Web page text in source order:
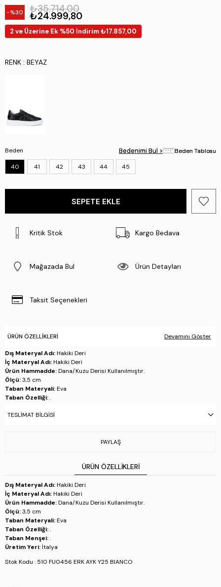
30 ₺35.714,00
₺24.999,80
2 ve Üzerine Ek %50 İndirim ₺17.857,00
RENK : BEYAZ
Beden
40 41 42 43 44 45
Bedenimi Bul > Beden Tablosu
Bedenimi Bul > Beden Tablosu
Kritik Stok Kargo Bedava
Mağazada Bul Ürün Detayları
Taksit Seçenekleri
ÜRÜN ÖZELLIKLERI Devamını Göster
Dış Materyal Adı:Hakiki Deri
İç Materyal Adı:Hakiki Deri
Ürün Hammadde:Dana/Kuzu Derisi Kullanılmıştır.
Ölçü:3,5 cm
Taban Materyali:Eva
Taban Özelliği:.
Üretim Yeri:İtalya
TESLIMAT BILGISI
PAYLAŞ
ÜRÜN ÖZELLIKLERI
Dış Materyal Adı:Hakiki Deri
İç Materyal Adı:Hakiki Deri
Ürün Hammadde:Dana/Kuzu Derisi Kullanılmıştır.
Ölçü:3,5 cm
Taban Materyali:Eva
Taban Özelliği:.
Taban Menşei:.
Üretim Yeri: İtalya
Stok Kodu : 510 FU0456 ERK AYK Y25 BIANCO